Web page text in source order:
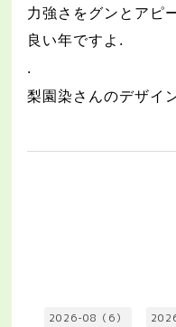
力強さをグンとアピ
良い年ですよ .
.
梨園染さんのデザイ
2026-08（6）